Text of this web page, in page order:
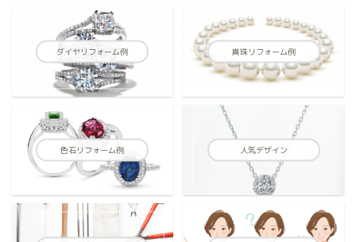
ダイヤリフォーム例 真珠リフォーム例
色石リフォーム例 人気デザイン